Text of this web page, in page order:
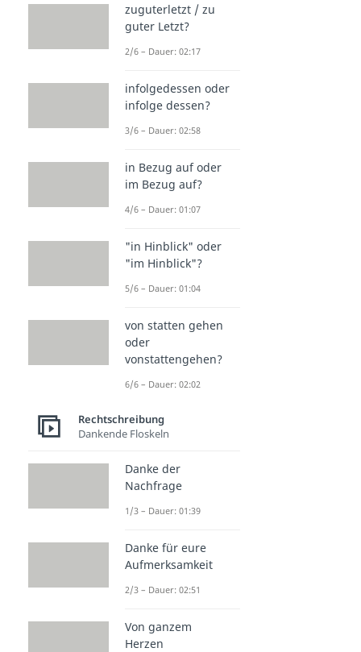
zuguterletzt / zu
guter Letzt?
2/6 – Dauer: 02:17
infolgedessen oder
infolge dessen?
3/6 – Dauer: 02:58
in Bezug auf oder
im Bezug auf?
4/6 – Dauer: 01:07
"in Hinblick" oder
"im Hinblick"?
5/6 – Dauer: 01:04
von statten gehen
oder
vonstattengehen?
6/6 – Dauer: 02:02
Rechtschreibung
Dankende Floskeln
Danke der
Nachfrage
1/3 – Dauer: 01:39
Danke für eure
Aufmerksamkeit
2/3 – Dauer: 02:51
Von ganzem
Herzen